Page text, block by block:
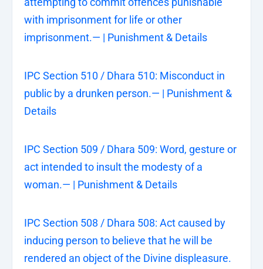
with imprisonment for life or other
imprisonment.— | Punishment & Details
IPC Section 510 / Dhara 510: Misconduct in
public by a drunken person.— | Punishment &
Details
IPC Section 509 / Dhara 509: Word, gesture or
act intended to insult the modesty of a
woman.— | Punishment & Details
IPC Section 508 / Dhara 508: Act caused by
inducing person to believe that he will be
rendered an object of the Divine displeasure.